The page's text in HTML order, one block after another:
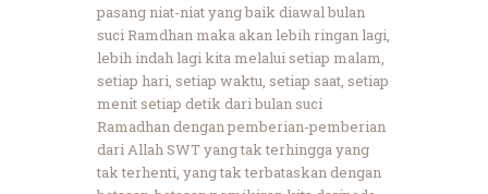
pasang niat-niat yang baik diawal bulan
suci Ramdhan maka akan lebih ringan lagi,
lebih indah lagi kita melalui setiap malam,
setiap hari, setiap waktu, setiap saat, setiap
menit setiap detik dari bulan suci
Ramadhan dengan pemberian-pemberian
dari Allah SWT yang tak terhingga yang
tak terhenti, yang tak terbataskan dengan